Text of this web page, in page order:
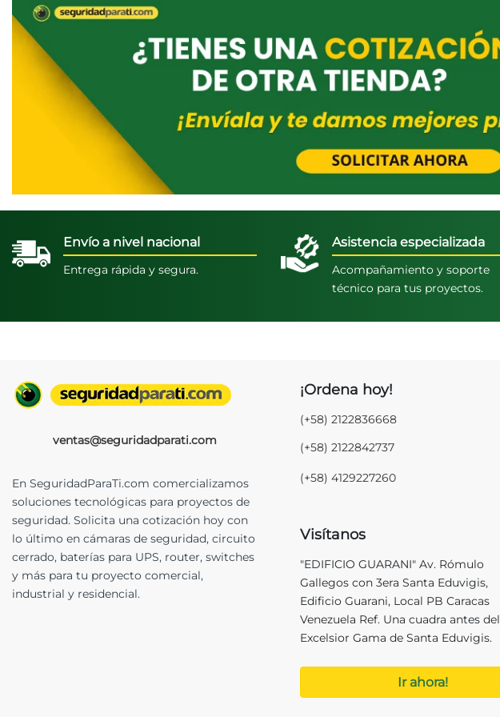
Envío a nivel nacional
Entrega rápida y segura.
Asistencia especializada
Acompañamiento y soporte
técnico para tus proyectos.
ventas@seguridadparati.com
En SeguridadParaTi.com comercializamos
soluciones tecnológicas para proyectos de
seguridad. Solicita una cotización hoy con
lo último en cámaras de seguridad, circuito
cerrado, baterías para UPS, router, switches
y más para tu proyecto comercial,
industrial y residencial.
¡Ordena hoy!
(+58) 2122836668
(+58) 2122842737
(+58) 4129227260
Visítanos
"EDIFICIO GUARANI" Av. Rómulo
Gallegos con 3era Santa Eduvigis,
Edificio Guarani, Local PB Caracas
Venezuela Ref. Una cuadra antes del
Excelsior Gama de Santa Eduvigis.
Ir ahora!